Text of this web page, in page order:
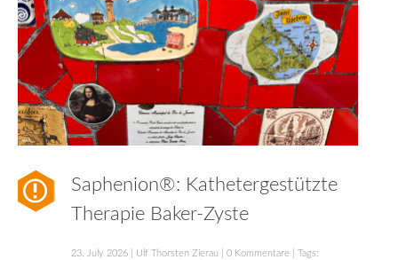
Saphenion®: Kathetergestützte
Therapie Baker-Zyste
23. July 2026 Ulf Thorsten Zierau 0 Kommentare | Tags: